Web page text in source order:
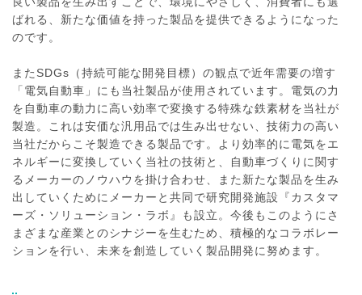
ばれる、新たな価値を持った製品を提供できるようになった
のです。
またSDGs（持続可能な開発目標）の観点で近年需要の増す
「電気自動車」にも当社製品が使用されています。電気の力
を自動車の動力に高い効率で変換する特殊な鉄素材を当社が
製造。これは安価な汎用品では生み出せない、技術力の高い
当社だからこそ製造できる製品です。より効率的に電気をエ
ネルギーに変換していく当社の技術と、自動車づくりに関す
るメーカーのノウハウを掛け合わせ、また新たな製品を生み
出していくためにメーカーと共同で研究開発施設『カスタマ
ーズ・ソリューション・ラボ』も設立。今後もこのようにさ
まざまな産業とのシナジーを生むため、積極的なコラボレー
ションを行い、未来を創造していく製品開発に努めます。